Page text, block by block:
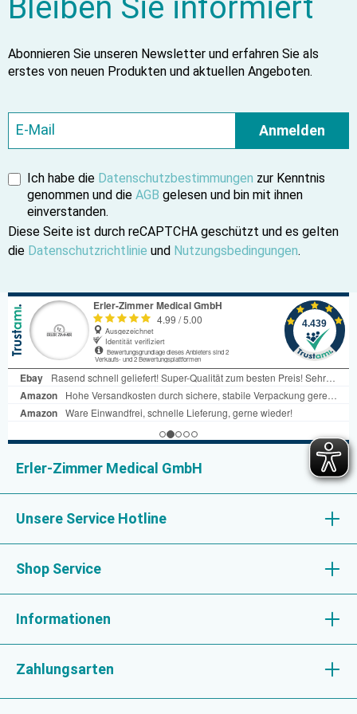
Bleiben Sie informiert
Abonnieren Sie unseren Newsletter und erfahren Sie als
erstes von neuen Produkten und aktuellen Angeboten.
Anmelden
Ich habe die Datenschutzbestimmungen zur Kenntnis
genommen und die AGB gelesen und bin mit ihnen
einverstanden.
Diese Seite ist durch reCAPTCHA geschützt und es gelten
die Datenschutzrichtlinie und Nutzungsbedingungen.
Erler-Zimmer Medical GmbH
Unsere Service Hotline
Shop Service
Informationen
Zahlungsarten